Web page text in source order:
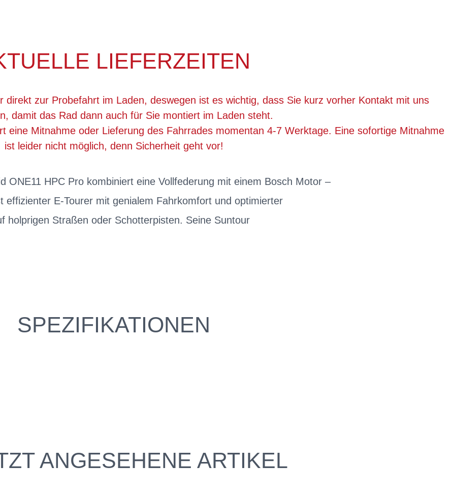
LIEFERZEITEN
direkt zur Probefahrt im Laden, deswegen ist es wichtig, dass Sie kurz vorher Kontakt mit uns
damit das Rad dann auch für Sie montiert im Laden steht.
eine Mitnahme oder Lieferung des Fahrrades momentan 4-7 Werktage. Eine sofortige Mitnahme
ist leider nicht möglich, denn Sicherheit geht vor!
ONE11 HPC Pro kombiniert eine Vollfederung mit einem Bosch Motor –
effizienter E-Tourer mit genialem Fahrkomfort und optimierter
holprigen Straßen oder Schotterpisten. Seine Suntour
SPEZIFIKATIONEN
ANGESEHENE ARTIKEL